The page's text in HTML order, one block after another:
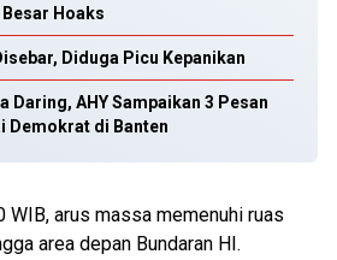
Hoaks
Diduga Picu Kepanikan
Daring, AHY Sampaikan 3 Pesan
Demokrat di Banten
WIB, arus massa memenuhi ruas
area depan Bundaran HI.